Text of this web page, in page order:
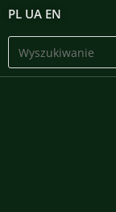
PL UA EN